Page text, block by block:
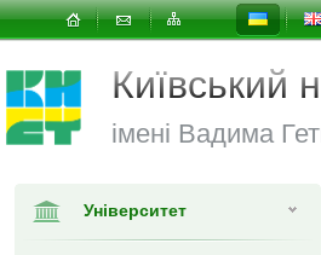
Київський
імені Вадима
Університет